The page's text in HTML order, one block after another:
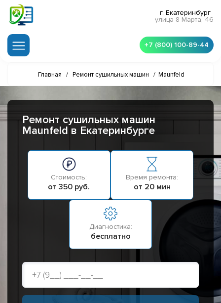
г. Екатеринбург
улица 8 Марта, 46
+7 (800) 100-89-44
Главная / Ремонт сушильных машин / Maunfeld
Ремонт сушильных машин
Maunfeld в Екатеринбурге
Стоимость:
от 350 руб.
Время ремонта:
от 20 мин
Диагностика:
бесплатно